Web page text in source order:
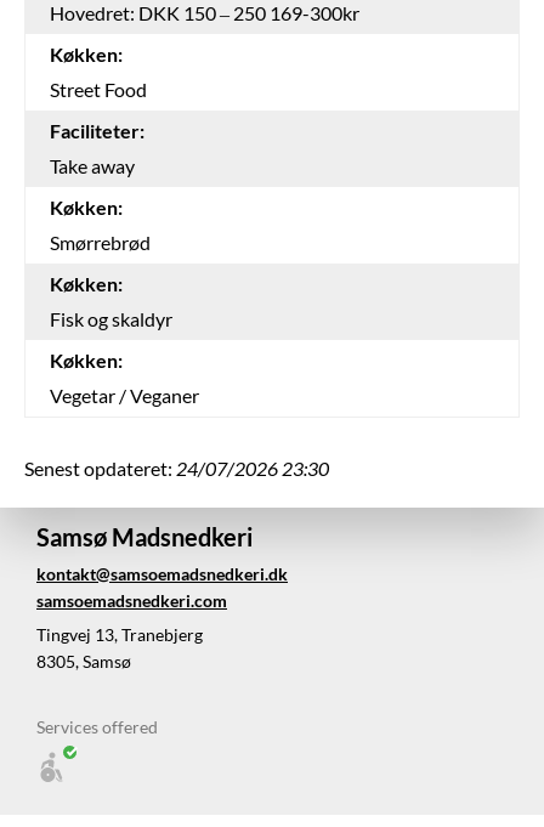
Hovedret: DKK 150 – 250 169-300kr
Køkken:
Street Food
Faciliteter:
Take away
Køkken:
Smørrebrød
Køkken:
Fisk og skaldyr
Køkken:
Vegetar / Veganer
Senest opdateret: 24/07/2026 23:30
Samsø Madsnedkeri
kontakt@samsoemadsnedkeri.dk
samsoemadsnedkeri.com
Tingvej 13, Tranebjerg
8305, Samsø
Services offered